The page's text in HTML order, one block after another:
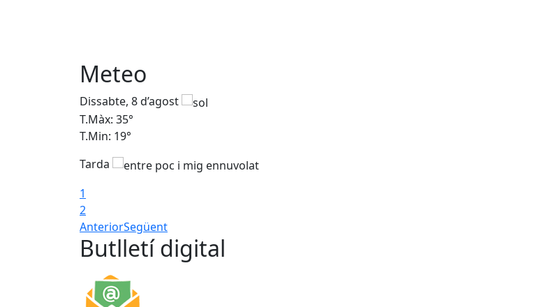
Meteo
Dissabte, 8 d’agost
T.Màx: 35°
T.Min: 19°
Tarda
1
2
AnteriorSegüent
Butlletí digital